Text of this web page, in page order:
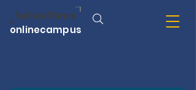
onlinecampus